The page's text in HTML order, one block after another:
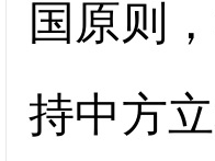
国原则
持中方